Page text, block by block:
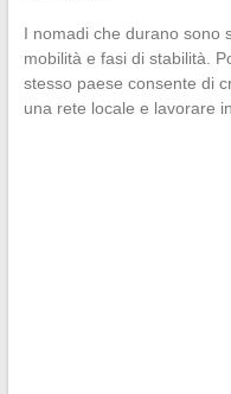
I nomadi che durano sono
mobilità e fasi di stabilità.
stesso paese consente di
una rete locale e lavorare